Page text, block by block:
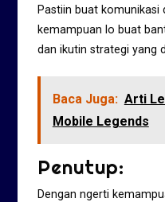
Pastiin buat komunikasi
kemampuan lo buat
dan ikutin strategi yang
Baca Juga: Arti
Mobile Legends
Penutup:
Dengan ngerti